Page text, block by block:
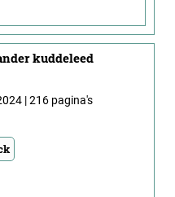
kuddeleed
| 216 pagina's